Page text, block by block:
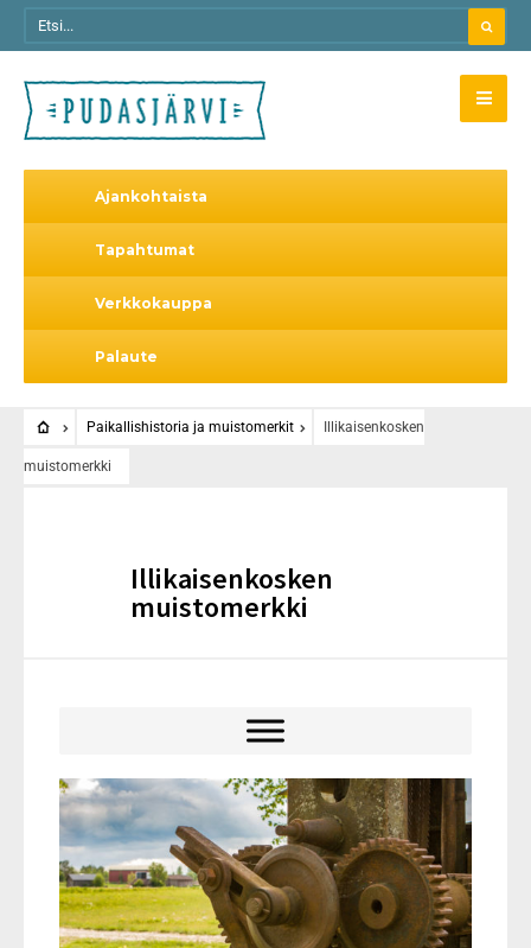
Ajankohtaista
Tapahtumat
Verkkokauppa
Palaute
Paikallishistoria ja muistomerkit Illikaisenkosken
muistomerkki
Illikaisenkosken
muistomerkki